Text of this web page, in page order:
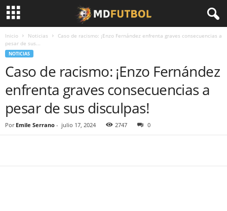
Inicio Noticias
Caso de racismo: ¡Enzo Fernández enfrenta graves consecuencias a
pesar de sus...
NOTICIAS
Caso de racismo: ¡Enzo Fernández
enfrenta graves consecuencias a
pesar de sus disculpas!
Por Emile Serrano - julio 17, 2024 2747 0